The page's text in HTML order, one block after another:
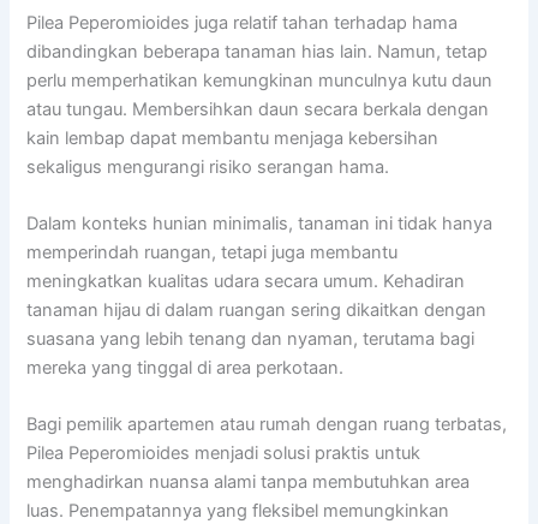
Pilea Peperomioides juga relatif tahan terhadap hama
dibandingkan beberapa tanaman hias lain. Namun, tetap
perlu memperhatikan kemungkinan munculnya kutu daun
atau tungau. Membersihkan daun secara berkala dengan
kain lembap dapat membantu menjaga kebersihan
sekaligus mengurangi risiko serangan hama.
Dalam konteks hunian minimalis, tanaman ini tidak hanya
memperindah ruangan, tetapi juga membantu
meningkatkan kualitas udara secara umum. Kehadiran
tanaman hijau di dalam ruangan sering dikaitkan dengan
suasana yang lebih tenang dan nyaman, terutama bagi
mereka yang tinggal di area perkotaan.
Bagi pemilik apartemen atau rumah dengan ruang terbatas,
Pilea Peperomioides menjadi solusi praktis untuk
menghadirkan nuansa alami tanpa membutuhkan area
luas. Penempatannya yang fleksibel memungkinkan